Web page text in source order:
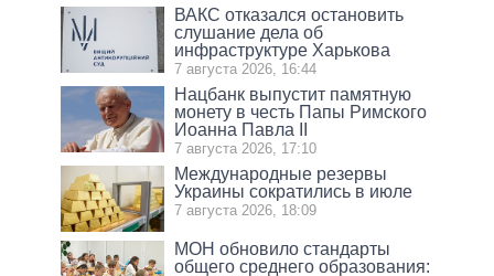
ВАКС отказался остановить
слушание дела об
инфраструктуре Харькова
7 августа 2026, 16:44
Нацбанк выпустит памятную
монету в честь Папы Римского
Иоанна Павла II
7 августа 2026, 17:10
Международные резервы
Украины сократились в июле
7 августа 2026, 18:09
МОН обновило стандарты
общего среднего образования: